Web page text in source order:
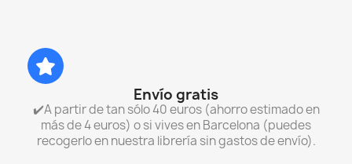
Envío gratis
✔️A partir de tan sólo 40 euros (ahorro estimado en
más de 4 euros) o si vives en Barcelona (puedes
recogerlo en nuestra librería sin gastos de envío).